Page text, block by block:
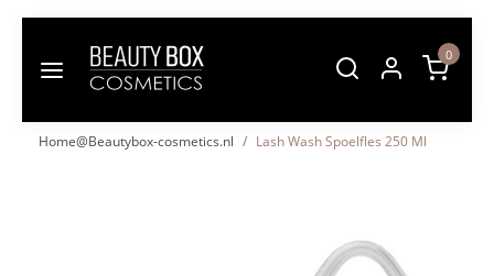
0
Home@Beautybox-cosmetics.nl Lash Wash Spoelfles 250 Ml